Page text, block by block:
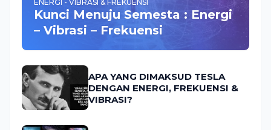
ENERGI - VIBRASI & FREKUENSI
Kunci Menuju Semesta : Energi
– Vibrasi – Frekuensi
APA YANG DIMAKSUD TESLA
DENGAN ENERGI, FREKUENSI &
VIBRASI?